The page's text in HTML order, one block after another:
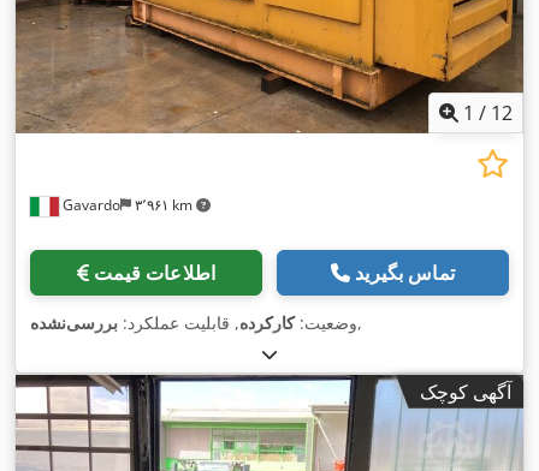
1 / 12
Gavardo ۳٬۹۶۱ km
اطلاعات قیمت تماس بگیرید
وضعیت:کارکرده, قابلیت عملکرد: بررسی‌نشده ,
آگهی کوچک